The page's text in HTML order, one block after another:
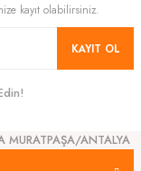
kayıt olabilirsiniz.
KAYIT OL
ANTALYA